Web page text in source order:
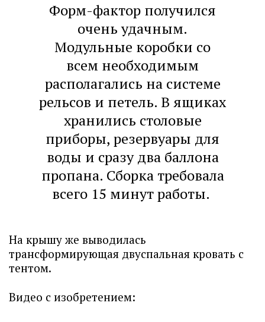
Форм-фактор получился
очень удачным.
Модульные коробки со
всем необходимым
располагались на системе
рельсов и петель. В ящиках
хранились столовые
приборы, резервуары для
воды и сразу два баллона
пропана. Сборка требовала
всего 15 минут работы.
На крышу же выводилась
трансформирующая двуспальная кровать с
тентом.
Видео с изобретением: